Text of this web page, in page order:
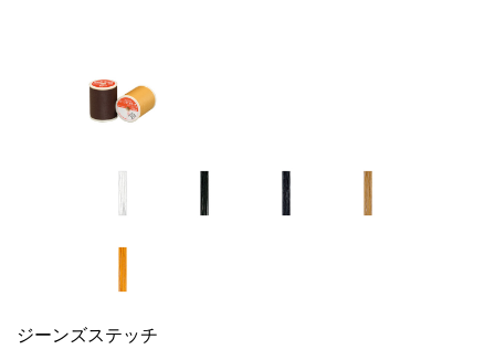
ジーンズステッチ